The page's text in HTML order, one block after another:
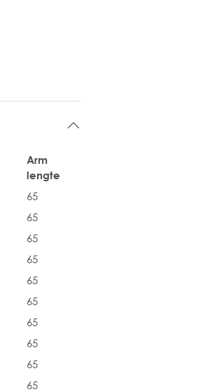
Arm
lengte
65
65
65
65
65
65
65
65
65
65